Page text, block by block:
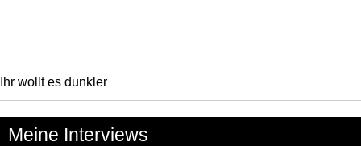
Ihr wollt es dunkler
Meine Interviews